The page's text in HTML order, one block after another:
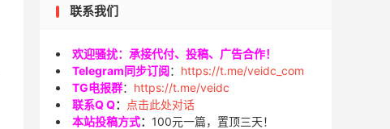
联系我们
欢迎骚扰：承接代付、投稿、广告合作！
Telegram同步订阅： https://t.me/veidc_com
TG电报群： https://t.me/veidc
联系Q Q：
点击此处对话
本站投稿方式： 100元一篇，置顶三天！